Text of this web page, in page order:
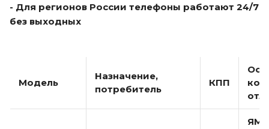
- Для регионов России телефоны работают 24/7
без выходных
Модель
Назначение,
потребитель
КПП
ЯМЗ